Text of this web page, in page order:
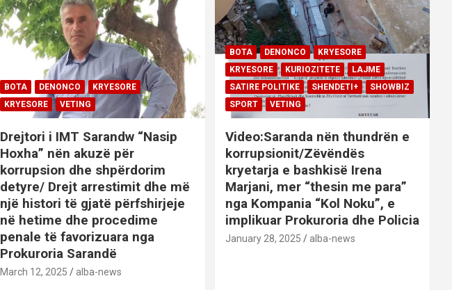
BOTA DENONCO
KRYESORE
KRYESORE
VETING
Drejtori i IMT Sarandw “Nasip
Hoxha” nën akuzë për
korrupsion dhe shpërdorim
detyre/ Drejt arrestimit dhe më
një histori të gjatë përfshirjeje
në hetime dhe procedime
penale të favorizuara nga
Prokuroria Sarandë
March 12, 2025 alba-news
BOTA DENONCO
KRYESORE
KRYESORE
KURIOZITETE
LAJME
SATIRE POLITIKE
SHENDETI+
SHOWBIZ
SPORT
VETING
Video:Saranda nën thundrën e
korrupsionit/Zëvëndës
kryetarja e bashkisë Irena
Marjani, mer “thesin me para”
nga Kompania “Kol Noku”, e
implikuar Prokuroria dhe Policia
January 28, 2025 alba-news
BOTA DENONCO
KRYESORE